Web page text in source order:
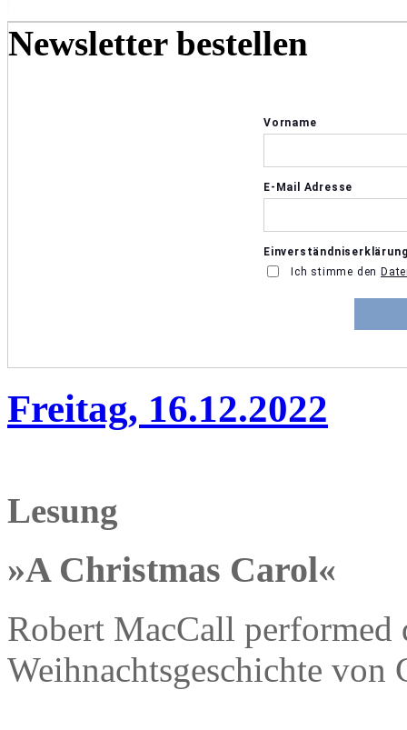
Newsletter bestellen
Freitag, 16.12.2022
Lesung
»A Christmas Carol«
Robert MacCall performed
Weihnachtsgeschichte von